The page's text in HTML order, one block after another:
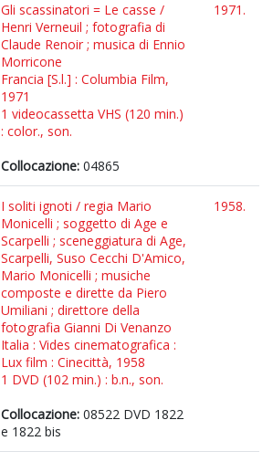
Gli scassinatori = Le casse /
Henri Verneuil ; fotografia di
Claude Renoir ; musica di Ennio
Morricone
Francia [S.l.] : Columbia Film,
1971
1 videocassetta VHS (120 min.)
: color., son.
Collocazione: 04865
1971.
I soliti ignoti / regia Mario
Monicelli ; soggetto di Age e
Scarpelli ; sceneggiatura di Age,
Scarpelli, Suso Cecchi D'Amico,
Mario Monicelli ; musiche
composte e dirette da Piero
Umiliani ; direttore della
fotografia Gianni Di Venanzo
Italia : Vides cinematografica :
Lux film : Cinecittà, 1958
1 DVD (102 min.) : b.n., son.
Collocazione: 08522 DVD 1822
e 1822 bis
1958.